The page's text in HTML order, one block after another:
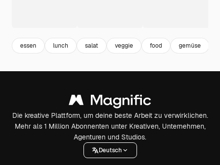
essen lunch salat veggie food gemüse
Die kreative Plattform, um deine beste Arbeit zu verwirklichen.
Mehr als 1 Million Abonnenten unter Kreativen, Unternehmen,
Agenturen und Studios.
Deutsch